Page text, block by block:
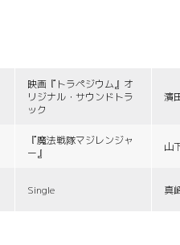
映画『トラペジウム』オ
リジナル・サウンドトラ
ック
濱
『魔法戦隊マジレンジャ
ー』
山
Single 真